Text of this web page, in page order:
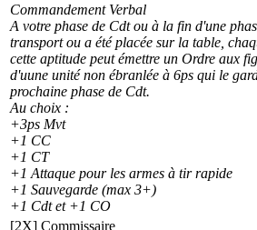
Commandement Verbal
A votre phase de Cdt ou à la fin d'une
transport ou a été placée sur la table,
cette aptitude peut émettre un Ordre aux
d'uune unité non ébranlée à 6ps qui le
prochaine phase de Cdt.
Au choix :
+3ps Mvt
+1 CC
+1 CT
+1 Attaque pour les armes à tir rapide
+1 Sauvegarde (max 3+)
+1 Cdt et +1 CO
[2X] Commissaire